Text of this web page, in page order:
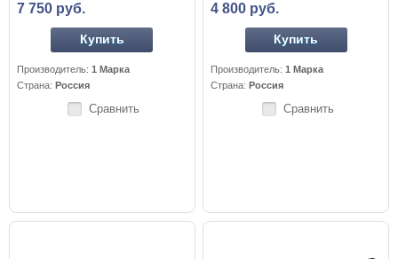
7 750 руб.
Купить
Производитель:1 Марка
Страна: Россия
Сравнить
4 800 руб.
Купить
Производитель:1 Марка
Страна: Россия
Сравнить